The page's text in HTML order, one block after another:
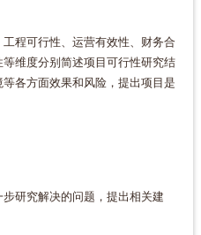
程可行性、运营有效性、财务合
维度分别简述项目可行性研究结
各方面效果和风险，提出项目是
研究解决的问题，提出相关建